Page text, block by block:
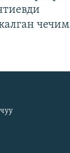
чечим